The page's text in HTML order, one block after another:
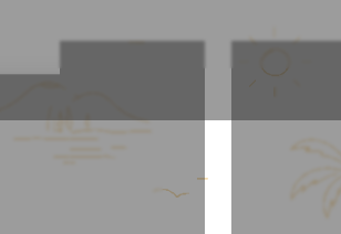
Места рядом Отзывы